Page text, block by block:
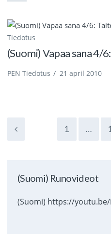
Tiedotus
(Suomi) Vapaa sana 4/
PEN Tiedotus / 21 april 2010
1 …
(Suomi) Runovideot
(Suomi) https://youtu.be/